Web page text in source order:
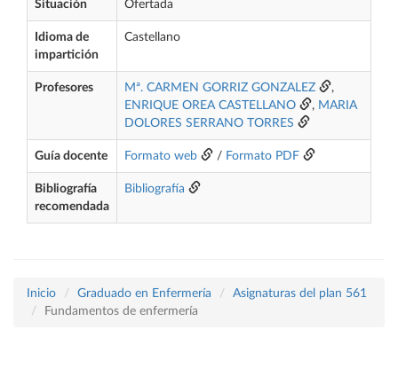
Situación Ofertada
Idioma de
impartición
Castellano
Profesores Mª. CARMEN GORRIZ GONZALEZ
,
ENRIQUE OREA CASTELLANO
, MARIA
DOLORES SERRANO TORRES
Guía docente Formato web / Formato PDF
Bibliografía
recomendada
Bibliografía
Inicio Graduado en Enfermería
Asignaturas del plan 561
Fundamentos de enfermería